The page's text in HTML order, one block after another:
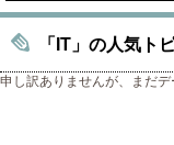
「IT」の人気ト
申し訳ありませんが、まだデ